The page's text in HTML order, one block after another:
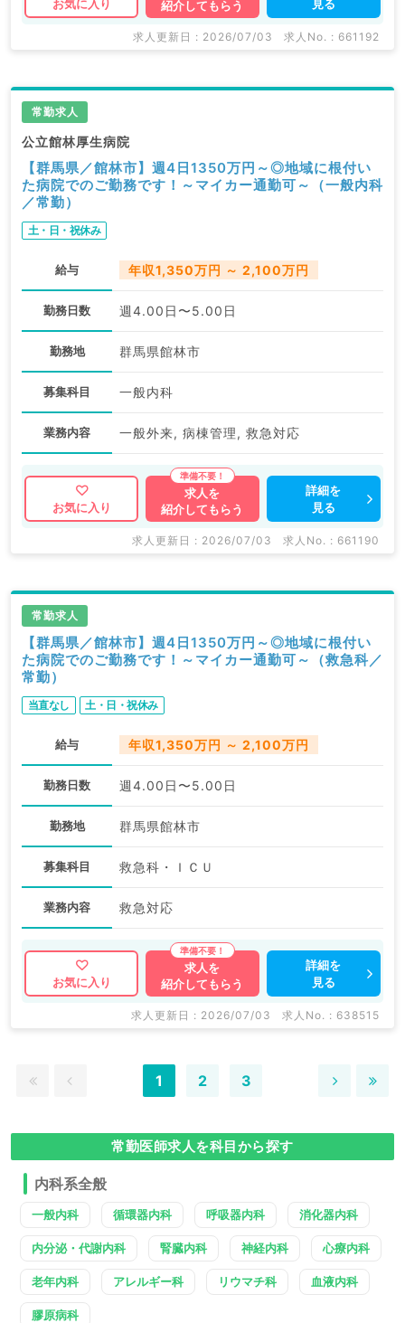
お気に入り 紹介してもらう 見る
求人更新日 : 2026/07/03 求人No. : 661192
常勤求人
公立館林厚生病院
【群馬県／館林市】週4日1350万円～◎地域に根付い
た病院でのご勤務です！～マイカー通勤可～（一般内科
／常勤）
土・日・祝休み
給与 年収1,350万円 ～ 2,100万円
勤務日数 週4.00日〜5.00日
勤務地 群馬県館林市
募集科目 一般内科
業務内容 一般外来, 病棟管理, 救急対応
お気に入り
求人を
紹介してもらう
詳細を
見る
求人更新日 : 2026/07/03 求人No. : 661190
常勤求人
【群馬県／館林市】週4日1350万円～◎地域に根付い
た病院でのご勤務です！～マイカー通勤可～（救急科／
常勤）
当直なし 土・日・祝休み
給与 年収1,350万円 ～ 2,100万円
勤務日数 週4.00日〜5.00日
勤務地 群馬県館林市
募集科目 救急科・ＩＣＵ
業務内容 救急対応
お気に入り
求人を
紹介してもらう
詳細を
見る
求人更新日 : 2026/07/03 求人No. : 638515
1 2 3
常勤医師求人を科目から探す
内科系全般
一般内科 循環器内科 呼吸器内科 消化器内科
内分泌・代謝内科 腎臓内科 神経内科 心療内科
老年内科 アレルギー科 リウマチ科 血液内科
膠原病科